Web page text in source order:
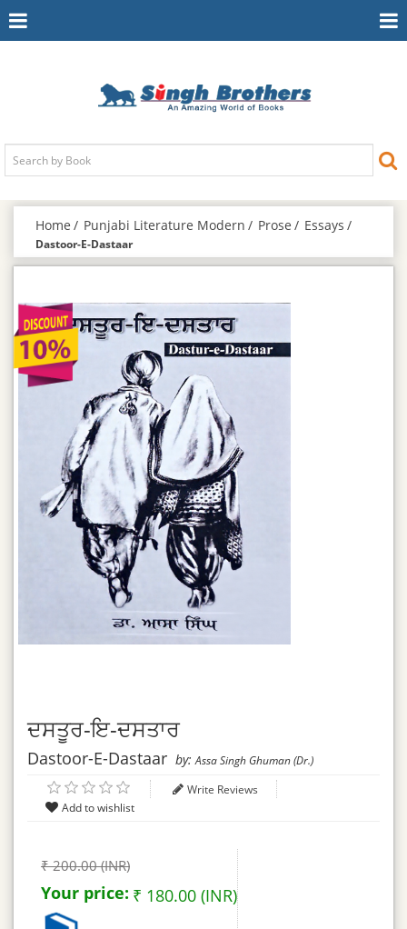
Toggle
Home Punjabi Literature Modern Prose Essays
Dastoor-E-Dastaar
ਦਸਤੂਰ-ਇ-ਦਸਤਾਰ
Dastoor-E-Dastaar by: Assa Singh Ghuman (Dr.)
Write Reviews
₹ 200.00 (INR)
Your price: ₹ 180.00 (INR)